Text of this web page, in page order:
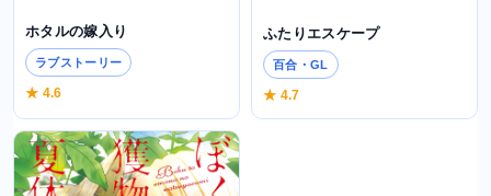
ホタルの嫁入り
ラブストーリー
★ 4.6
ふたりエスケープ
百合・GL
★ 4.7